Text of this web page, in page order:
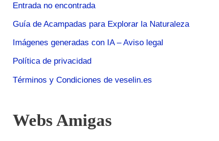
Entrada no encontrada
Guía de Acampadas para Explorar la Naturaleza
Imágenes generadas con IA – Aviso legal
Política de privacidad
Términos y Condiciones de veselin.es
Webs Amigas